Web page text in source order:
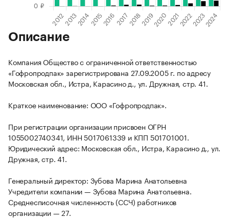
Описание
Компания Общество с ограниченной ответственностью
«Гофропродпак» зарегистрирована 27.09.2005 г. по адресу
Московская обл., Истра, Карасино д., ул. Дружная, стр. 41.
Краткое наименование: ООО «Гофропродпак».
При регистрации организации присвоен ОГРН
1055002740341, ИНН 5017061339 и КПП 501701001.
Юридический адрес: Московская обл., Истра, Карасино д., ул.
Дружная, стр. 41.
Генеральный директор: Зубова Марина Анатольевна
Учредители компании — Зубова Марина Анатольевна.
Среднесписочная численность (ССЧ) работников
организации — 27.